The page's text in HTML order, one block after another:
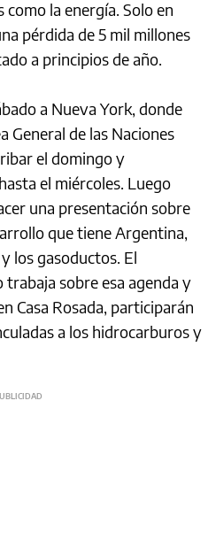
la energía. Solo en
pérdida de 5 mil millones
a principios de año.
a Nueva York, donde
General de las Naciones
el domingo y
el miércoles. Luego
una presentación sobre
que tiene Argentina,
los gasoductos. El
sobre esa agenda y
Casa Rosada, participarán
a los hidrocarburos y